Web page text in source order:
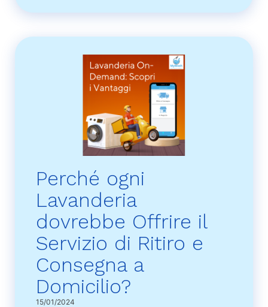
Perché ogni
Lavanderia
dovrebbe Offrire il
Servizio di Ritiro e
Consegna a
Domicilio?
15/01/2024